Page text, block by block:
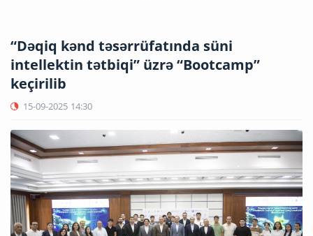
“Dəqiq kənd təsərrüfatında süni
intellektin tətbiqi” üzrə “Bootcamp”
keçirilib
15-09-2025 14:30